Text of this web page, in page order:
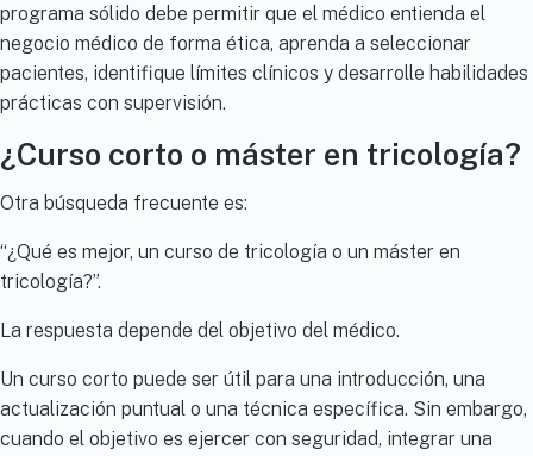
programa sólido debe permitir que el médico entienda el
negocio médico de forma ética, aprenda a seleccionar
pacientes, identifique límites clínicos y desarrolle habilidades
prácticas con supervisión.
¿Curso corto o máster en tricología?
Otra búsqueda frecuente es:
“¿Qué es mejor, un curso de tricología o un máster en
tricología?”.
La respuesta depende del objetivo del médico.
Un curso corto puede ser útil para una introducción, una
actualización puntual o una técnica específica. Sin embargo,
cuando el objetivo es ejercer con seguridad, integrar una